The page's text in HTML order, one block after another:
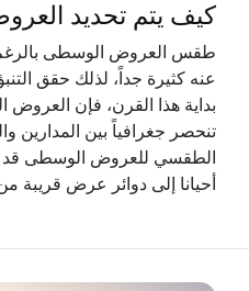
كيف يتم تحديد
طقس العروض الوسطى بالرغم
عنه كثيرة جداً، لذلك حقق
بداية هذا القرن، فإن
تنحصر جغرافياً بين المدارين
الطقسي للعروض الوسطى قد
أحيانا إلى دوائر عرض قريبة